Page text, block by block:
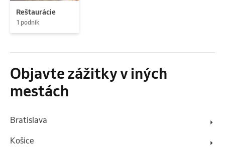
Reštaurácie
1 podnik
Objavte zážitky v iných
mestách
Bratislava
Košice